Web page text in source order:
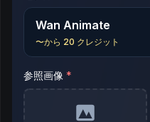
Wan Animate
〜から 20 クレジット
参照画像 *